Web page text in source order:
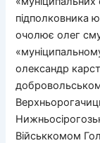
підполковника
очолює олег
олександр
Військкомом